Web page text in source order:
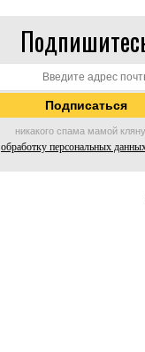
никакого спама мамой
обработку персональных